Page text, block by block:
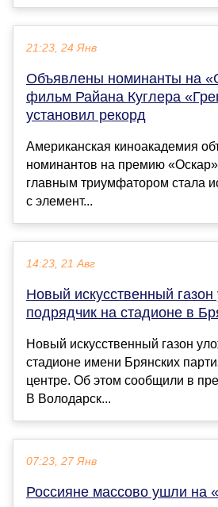
21:23, 24 Янв
Объявлены номинанты на
фильм Райана Куглера
установил рекорд
Американская киноакадемия
номинантов на премию «Оскар»
главным триумфатором стала
с элемент...
14:23, 21 Авг
Новый искусственный
подрядчик на стадионе в
Новый искусственный газон
стадионе имени Брянских
центре. Об этом сообщили в
В Володарск...
07:23, 27 Янв
Россияне массово ушли на